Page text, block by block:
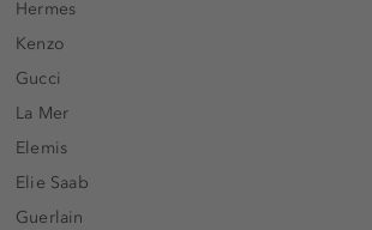
Hermes
Kenzo
Gucci
La Mer
Elemis
Elie Saab
Guerlain